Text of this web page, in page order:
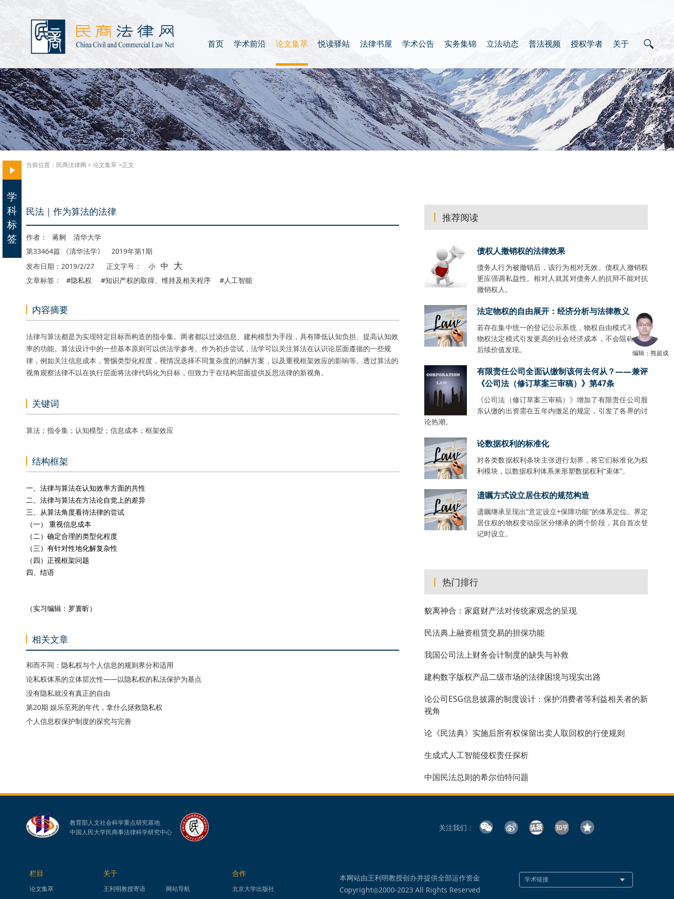
首页 学术前沿 论文集萃 悦读驿站 法律书屋 学术公告 实务集锦 立法动态 普法视频 授权学者 关于
当前位置： 民商法律网 > 论文集萃>正文
民法｜作为算法的法律
作者： 蒋舸 清华大学
第33464篇 《清华法学》 2019年第1期
发布日期：2019/2/27
正文字号： 小 中 大
文章标签： #隐私权 #知识产权的取得、维持及相关程序 #人工智能
内容摘要
法律与算法都是为实现特定目标而构造的指令集。两者都以过滤信息、建构模型为手段，具有降低认知负担、提高认知效
率的功能。算法设计中的一些基本原则可以供法学参考。作为初步尝试，法学可以关注算法在认识论层面遵循的一些规
律，例如关注信息成本，警惕类型化程度，视情况选择不同复杂度的消解方案，以及重视框架效应的影响等。透过算法的
视角观察法律不以在执行层面将法律代码化为目标，但致力于在结构层面提供反思法律的新视角。
关键词
算法；指令集；认知模型；信息成本；框架效应
结构框架
一、法律与算法在认知效率方面的共性
二、法律与算法在方法论自觉上的差异
三、从算法角度看待法律的尝试
（一） 重视信息成本
（二）确定合理的类型化程度
（三）有针对性地化解复杂性
（四）正视框架问题
四、结语
（实习编辑：罗寰昕）
相关文章
和而不同：隐私权与个人信息的规则界分和适用
论私权体系的立体层次性——以隐私权的私法保护为基点
没有隐私就没有真正的自由
第20期 娱乐至死的年代，拿什么拯救隐私权
个人信息权保护制度的探究与完善
推荐阅读
债权人撤销权的法律效果
债务人行为被撤销后，该行为相对无效。债权人撤销权
更应强调私益性。相对人就其对债务人的抗辩不能对抗
撤销权人。
法定物权的自由展开：经济分析与法律教义
若存在集中统一的登记公示系统，物权自由模式不会比
物权法定模式引发更高的社会经济成本，不会阻碍财产
后续价值发现。
有限责任公司全面认缴制该何去何从？——兼评
《公司法（修订草案三审稿）》第47条
《公司法（修订草案三审稿）》增加了有限责任公司股
东认缴的出资需在五年内缴足的规定，引发了各界的讨
论热潮。
论数据权利的标准化
对各类数据权利条块主张进行划界，将它们标准化为权
利模块，以数据权利体系来形塑数据权利“束体”。
遗嘱方式设立居住权的规范构造
遗嘱继承呈现出“意定设立+保障功能”的体系定位。界定
居住权的物权变动应区分继承的两个阶段，其自首次登
记时设立。
热门排行
貌离神合：家庭财产法对传统家观念的呈现
民法典上融资租赁交易的担保功能
我国公司法上财务会计制度的缺失与补救
建构数字版权产品二级市场的法律困境与现实出路
论公司ESG信息披露的制度设计：保护消费者等利益相关者的新
视角
论《民法典》实施后所有权保留出卖人取回权的行使规则
生成式人工智能侵权责任探析
中国民法总则的希尔伯特问题
编辑：熊超成
教育部人文社会科学重点研究基地
中国人民大学民商事法律科学研究中心
栏目
论文集萃
关于
王利明教授寄语 网站导航
合作
北京大学出版社
关注我们：
本网站由王利明教授创办并提供全部运作资金
Copyright◎2000-2023 All Rights Reserved
学
科
标
签